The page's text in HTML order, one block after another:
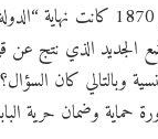
في 20 سبتمبر 1870 كانت
الجديد الذي نتج عن
وبالتالي كان
حماية وضمان حرية